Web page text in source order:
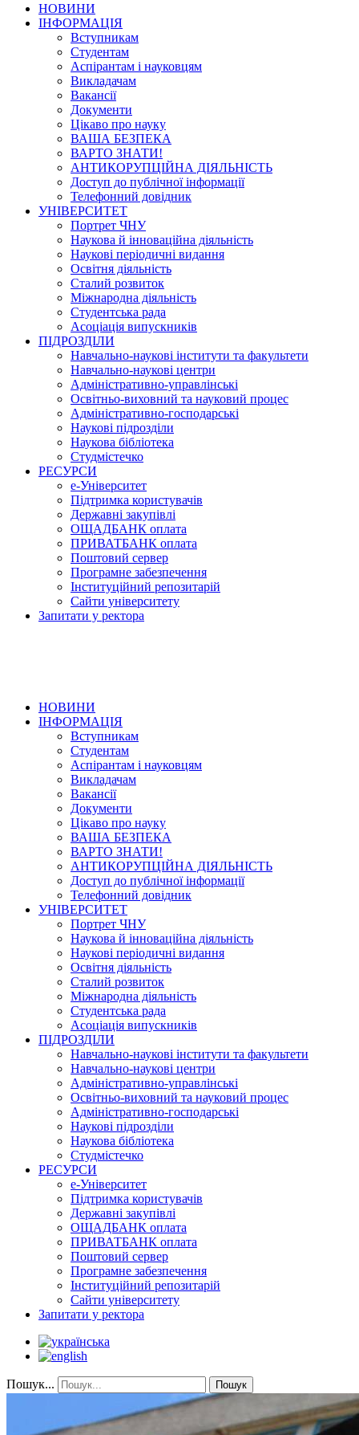
НОВИНИ
ІНФОРМАЦІЯ
Вступникам
Студентам
Аспірантам і науковцям
Викладачам
Вакансії
Документи
Цікаво про науку
ВАША БЕЗПЕКА
ВАРТО ЗНАТИ!
АНТИКОРУПЦІЙНА ДІЯЛЬНІСТЬ
Доступ до публічної інформації
Телефонний довідник
УНІВЕРСИТЕТ
Портрет ЧНУ
Наукова й інноваційна діяльність
Наукові періодичні видання
Освітня діяльність
Сталий розвиток
Міжнародна діяльність
Студентська рада
Асоціація випускників
ПІДРОЗДІЛИ
Навчально-наукові інститути та факультети
Навчально-наукові центри
Адміністративно-управлінські
Освітньо-виховний та науковий процес
Адміністративно-господарські
Наукові підрозділи
Наукова бібліотека
Студмістечко
РЕСУРСИ
е-Університет
Підтримка користувачів
Державні закупівлі
ОЩАДБАНК оплата
ПРИВАТБАНК оплата
Поштовий сервер
Програмне забезпечення
Інституційний репозитарій
Сайти університету
Запитати у ректора
НОВИНИ
ІНФОРМАЦІЯ
Вступникам
Студентам
Аспірантам і науковцям
Викладачам
Вакансії
Документи
Цікаво про науку
ВАША БЕЗПЕКА
ВАРТО ЗНАТИ!
АНТИКОРУПЦІЙНА ДІЯЛЬНІСТЬ
Доступ до публічної інформації
Телефонний довідник
УНІВЕРСИТЕТ
Портрет ЧНУ
Наукова й інноваційна діяльність
Наукові періодичні видання
Освітня діяльність
Сталий розвиток
Міжнародна діяльність
Студентська рада
Асоціація випускників
ПІДРОЗДІЛИ
Навчально-наукові інститути та факультети
Навчально-наукові центри
Адміністративно-управлінські
Освітньо-виховний та науковий процес
Адміністративно-господарські
Наукові підрозділи
Наукова бібліотека
Студмістечко
РЕСУРСИ
е-Університет
Підтримка користувачів
Державні закупівлі
ОЩАДБАНК оплата
ПРИВАТБАНК оплата
Поштовий сервер
Програмне забезпечення
Інституційний репозитарій
Сайти університету
Запитати у ректора
Пошук... Пошук